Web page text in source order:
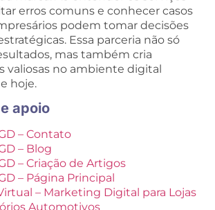
erros comuns e conhecer casos
podem tomar decisões
Essa parceria não só
mas também cria
valiosas no ambiente digital
hoje.
apoio
– Contato
– Blog
– Criação de Artigos
– Página Principal
– Marketing Digital para Lojas
Automotivos